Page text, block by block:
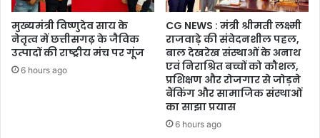
मुख्यमंत्री विष्णुदेव साय के
नेतृत्व में छत्तीसगढ़ के जैविक
उत्पादों की राष्ट्रीय मंच पर गूंज
6 hours ago
CG NEWS : मंत्री श्रीमती लक्ष्मी
राजवाड़े की संवेदनशील पहल,
बाल देखरेख संस्थाओं के अनाथ
एवं निराश्रित बच्चों को कौशल,
प्रशिक्षण और रोजगार से जोड़ने
बैंकिंग और सामाजिक संस्थाओं
का साझा प्रयास
6 hours ago